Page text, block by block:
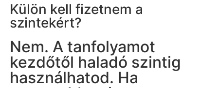
Külön kell fizetnem a
szintekért?
Nem. A tanfolyamot
kezdőtől haladó szintig
használhatod. Ha